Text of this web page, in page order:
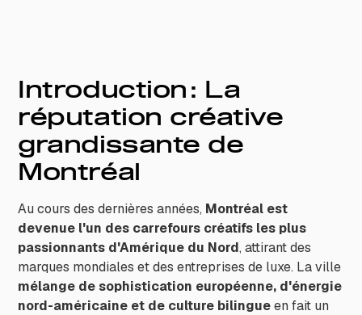
Introduction : La
réputation créative
grandissante de
Montréal
Au cours des dernières années, Montréal est
devenue l'un des carrefours créatifs les plus
passionnants d'Amérique du Nord, attirant des
marques mondiales et des entreprises de luxe. La ville
mélange de sophistication européenne, d'énergie
nord-américaine et de culture bilingueen fait un